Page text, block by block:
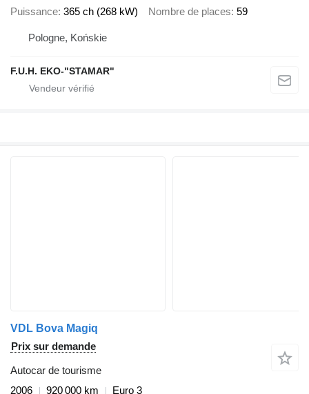
Puissance 365 ch (268 kW) Nombre de places 59
Pologne, Końskie
F.U.H. EKO-"STAMAR"
VDL Bova Magiq
Prix sur demande
Autocar de tourisme
2006
920 000 km Euro 3